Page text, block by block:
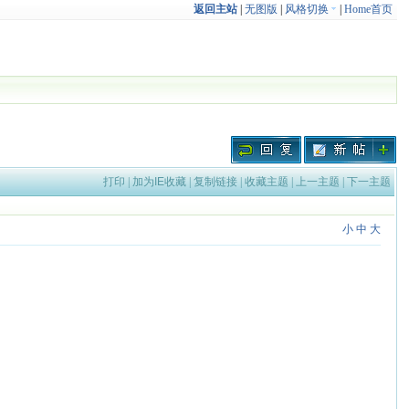
返回主站| 无图版 风格切换 Home首页
打印 | 加为IE收藏| 复制链接| 收藏主题 | 上一主题 | 下一主题
小 中 大